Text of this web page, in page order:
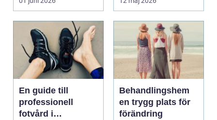
Mån...
bekräftelse...
En guide till
professionell
fotvård i
Behandlingshem
en trygg plats för
förändring